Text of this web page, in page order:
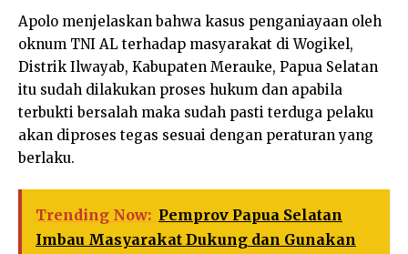
Apolo menjelaskan bahwa kasus penganiayaan oleh
oknum TNI AL terhadap masyarakat di Wogikel,
Distrik Ilwayab, Kabupaten Merauke, Papua Selatan
itu sudah dilakukan proses hukum dan apabila
terbukti bersalah maka sudah pasti terduga pelaku
akan diproses tegas sesuai dengan peraturan yang
berlaku.
Trending Now: Pemprov Papua Selatan
Imbau Masyarakat Dukung dan Gunakan